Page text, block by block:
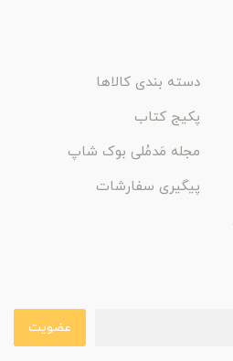
دسته بندی کالاها
پکیج کتاب
مجله مَدمُلی بوک شاپ
پیگیری سفارشات
عضویت